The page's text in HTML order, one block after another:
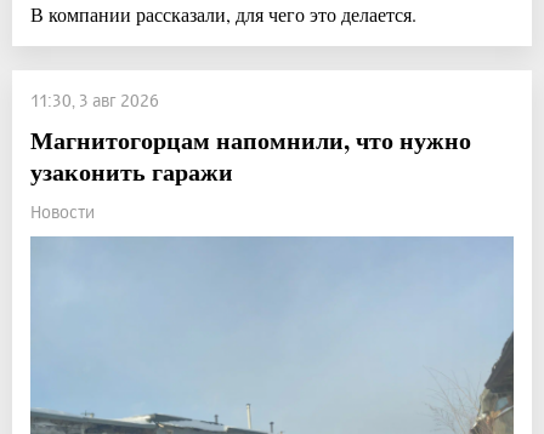
В компании рассказали, для чего это делается.
11:30, 3 авг 2026
Магнитогорцам напомнили, что нужно
узаконить гаражи
Новости